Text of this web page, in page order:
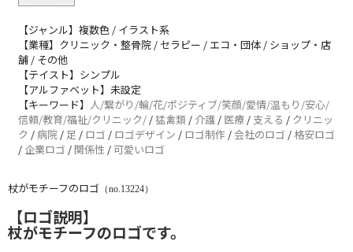
【ジャンル】複数色 / イラスト系
【業種】クリニック・整骨院 / セラピー / エコ・団体 / ショップ・店
舗 / その他
【テイスト】シンプル
【アルファベット】未設定
【キーワード】 人/繋がり/輪/花/ポジティブ/笑顔/愛情/温もり/安心/
信頼/教育/福祉/クリニック/ / 猛禽類 / 介護 / 医療 / 支える / クリニッ
ク /病院 / 足 / ロゴ / ロゴデザイン / ロゴ制作 / 会社のロゴ / 格安ロゴ
/ 企業ロゴ /関係性 / 可愛いロゴ
杖がモチーフのロゴ （no.13224）
【ロゴ説明】
杖がモチーフのロゴです。